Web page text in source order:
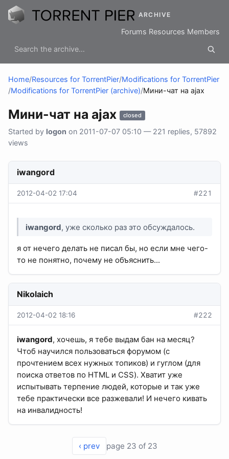
ARCHIVE
Forums Resources Members
Home/Resources for TorrentPier/Modifications for TorrentPier
/Modifications for TorrentPier (archive)/Мини-чат на ajax
Мини-чат на ajax closed
Started by logon on 2011-07-07 05:10 — 221 replies, 57892
views
iwangord
2012-04-02 17:04 #221
iwangord, уже сколько раз это обсуждалось.
я от нечего делать не писал бы, но если мне чего-
то не понятно, почему не объяснить...
Nikolaich
2012-04-02 18:16 #222
iwangord, хочешь, я тебе выдам бан на месяц?
Чтоб научился пользоваться форумом (с
прочтением всех нужных топиков) и гуглом (для
поиска ответов по HTML и CSS). Хватит уже
испытывать терпение людей, которые и так уже
тебе практически все разжевали! И нечего кивать
на инвалидность!
‹ prev page 23 of 23